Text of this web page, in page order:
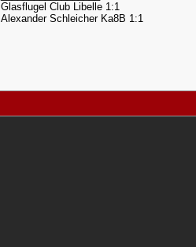
Glasflugel Club Libelle 1:1
Alexander Schleicher Ka8B 1:1